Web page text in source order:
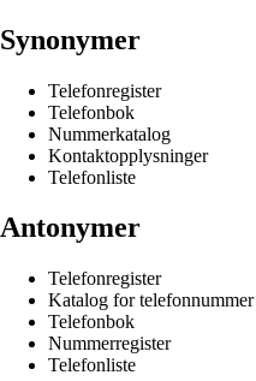
Synonymer
Telefonregister
Telefonbok
Nummerkatalog
Kontaktopplysninger
Telefonliste
Antonymer
Telefonregister
Katalog for telefonnummer
Telefonbok
Nummerregister
Telefonliste